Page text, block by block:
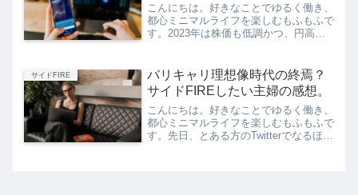
こんにちは。好きなことでゆるく働き、
都心ミニマルライフを楽しむもふもふで
す。2023年は株価も低調かつ、円高に
円台後半まで円高になりました。2022
年の相場で、数千...
サイドFIRE
バリキャリ理想像時代の終焉？
サイドFIREしたい主婦の感想。
こんにちは。好きなことでゆるく働き、
都心ミニマルライフを楽しむもふもふで
す。先日、とある方のTwitterでなるほど